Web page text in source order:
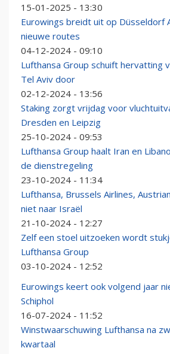
15-01-2025 - 13:30
Eurowings breidt uit op Düsseldorf
nieuwe routes
04-12-2024 - 09:10
Lufthansa Group schuift hervatting
Tel Aviv door
02-12-2024 - 13:56
Staking zorgt vrijdag voor
Dresden en Leipzig
25-10-2024 - 09:53
Lufthansa Group haalt Iran en
de dienstregeling
23-10-2024 - 11:34
Lufthansa, Brussels Airlines,
niet naar Israël
21-10-2024 - 12:27
Zelf een stoel uitzoeken wordt
Lufthansa Group
03-10-2024 - 12:52
Eurowings keert ook volgend jaar
Schiphol
16-07-2024 - 11:52
Winstwaarschuwing Lufthansa na
kwartaal